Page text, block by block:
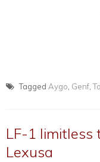
Tagged Aygo Genf ,
LF-1 limitless
Lexusa